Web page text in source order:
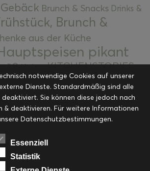
Brunch & Snacks Drinks &
Brunch &
aus der Küche
pikant
KekseKITCHENSTORIES
& Desserts Kuchen und
Mitbringsel &
Ohne Kategorie Ostern Resteküche
SliderStartseite
& Vorspeisen
Salate & Suppen
notwendige Cookies auf unserer
Dienste. Standardmäßig sind alle
Sie können diese jedoch nach
& deaktivieren. Für weitere Informationen
Datenschutzbestimmungen.
Essenziell
Statistik